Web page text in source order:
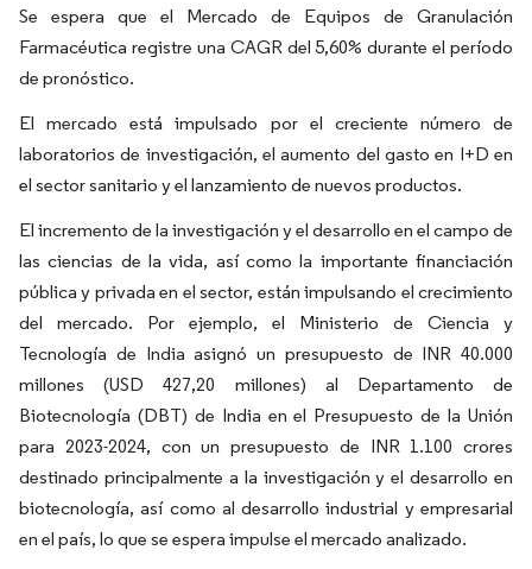
Se espera que el Mercado de Equipos de Granulación
Farmacéutica registre una CAGR del 5,60% durante el período
de pronóstico.
El mercado está impulsado por el creciente número de
laboratorios de investigación, el aumento del gasto en I+D en
el sector sanitario y el lanzamiento de nuevos productos.
El incremento de la investigación y el desarrollo en el campo de
las ciencias de la vida, así como la importante financiación
pública y privada en el sector, están impulsando el crecimiento
del mercado. Por ejemplo, el Ministerio de Ciencia y
Tecnología de India asignó un presupuesto de INR 40.000
millones (USD 427,20 millones) al Departamento de
Biotecnología (DBT) de India en el Presupuesto de la Unión
para 2023-2024, con un presupuesto de INR 1.100 crores
destinado principalmente a la investigación y el desarrollo en
biotecnología, así como al desarrollo industrial y empresarial
en el país, lo que se espera impulse el mercado analizado.